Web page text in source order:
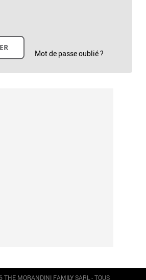
Mot de passe oublié ?
MORANDINI FAMILY SARL - TOUS